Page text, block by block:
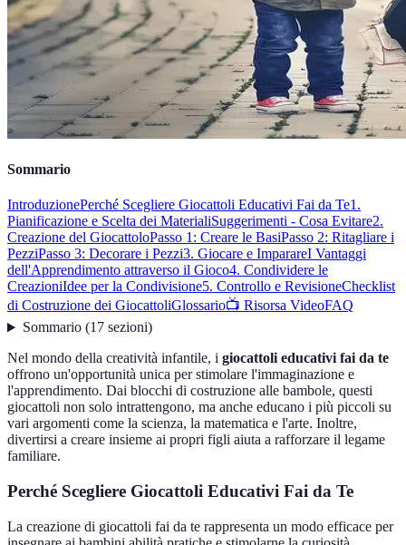
Sommario
IntroduzionePerché Scegliere Giocattoli Educativi Fai da Te1.
Pianificazione e Scelta dei MaterialiSuggerimenti - Cosa Evitare2.
Creazione del GiocattoloPasso 1: Creare le BasiPasso 2: Ritagliare i
PezziPasso 3: Decorare i Pezzi3. Giocare e ImparareI Vantaggi
dell'Apprendimento attraverso il Gioco4. Condividere le
CreazioniIdee per la Condivisione5. Controllo e RevisioneChecklist
di Costruzione dei GiocattoliGlossario📺 Risorsa VideoFAQ
Sommario(17 sezioni)
Nel mondo della creatività infantile, i giocattoli educativi fai da te
offrono un'opportunità unica per stimolare l'immaginazione e
l'apprendimento. Dai blocchi di costruzione alle bambole, questi
giocattoli non solo intrattengono, ma anche educano i più piccoli su
vari argomenti come la scienza, la matematica e l'arte. Inoltre,
divertirsi a creare insieme ai propri figli aiuta a rafforzare il legame
familiare.
Perché Scegliere Giocattoli Educativi Fai da Te
La creazione di giocattoli fai da te rappresenta un modo efficace per